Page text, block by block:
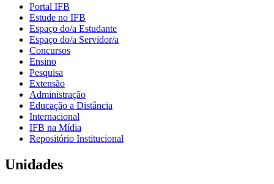
Portal IFB
Estude no IFB
Espaço do/a Estudante
Espaço do/a Servidor/a
Concursos
Ensino
Pesquisa
Extensão
Administração
Educação a Distância
Internacional
IFB na Mídia
Repositório Institucional
Unidades